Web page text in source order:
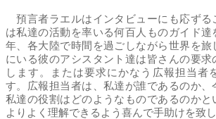
預言者ラエルはインタビューにも応ずる
は私達の活動を率いる何百人ものガイド
年、各大陸で時間を過ごしながら世界を旅
にいる彼のアシスタント達は皆さんの要
します。または要求にかなう広報担当者
す。広報担当者は、私達が誰であるのか、
私達の役割はどのようなものであるのか
よりよく理解できるよう喜んで手助けを致し